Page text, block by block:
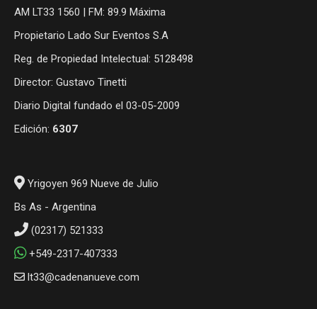
AM LT33 1560 | FM: 89.9 Máxima
Propietario Lado Sur Eventos S.A
Reg. de Propiedad Intelectual: 5128498
Director: Gustavo Tinetti
Diario Digital fundado el 03-05-2009
Edición: 6307
Yrigoyen 969 Nueve de Julio
Bs As - Argentina
(02317) 521333
+549-2317-407333
lt33@cadenanueve.com